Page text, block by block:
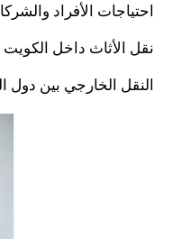
احتياجات الأفراد
نقل الأثاث داخل
النقل الخارجي بين دول